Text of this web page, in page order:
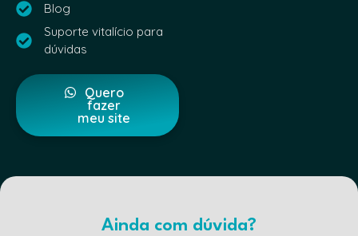
Blog
Suporte vitalício para
dúvidas
Quero
fazer
meu site
Ainda com dúvida?